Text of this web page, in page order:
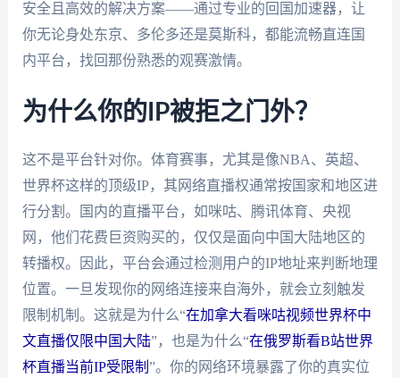
安全且高效的解决方案——通过专业的回国加速器，让
你无论身处东京、多伦多还是莫斯科，都能流畅直连国
内平台，找回那份熟悉的观赛激情。
为什么你的IP被拒之门外？
这不是平台针对你。体育赛事，尤其是像NBA、英超、
世界杯这样的顶级IP，其网络直播权通常按国家和地区进
行分割。国内的直播平台，如咪咕、腾讯体育、央视
网，他们花费巨资购买的，仅仅是面向中国大陆地区的
转播权。因此，平台会通过检测用户的IP地址来判断地理
位置。一旦发现你的网络连接来自海外，就会立刻触发
限制机制。这就是为什么“在加拿大看咪咕视频世界杯中
文直播仅限中国大陆”，也是为什么“在俄罗斯看B站世界
杯直播当前IP受限制 ”。你的网络环境暴露了你的真实位